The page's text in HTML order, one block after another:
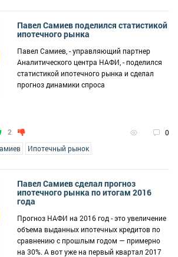
Павел Самиев поделился статистикой
ипотечного рынка
Павел Самиев, - управляющий партнер
Аналитического центра НАФИ, - поделился
статистикой ипотечного рынка и сделал
прогноз динамики спроса
2 0
Ипотечный рынок
Павел Самиев сделал прогноз
ипотечного рынка по итогам 2016
года
Прогноз НАФИ на 2016 год - это увеличение
объема выданных ипотечных кредитов по
сравнению с прошлым годом — примерно
на 30%. А вот уже на первый квартал 2017